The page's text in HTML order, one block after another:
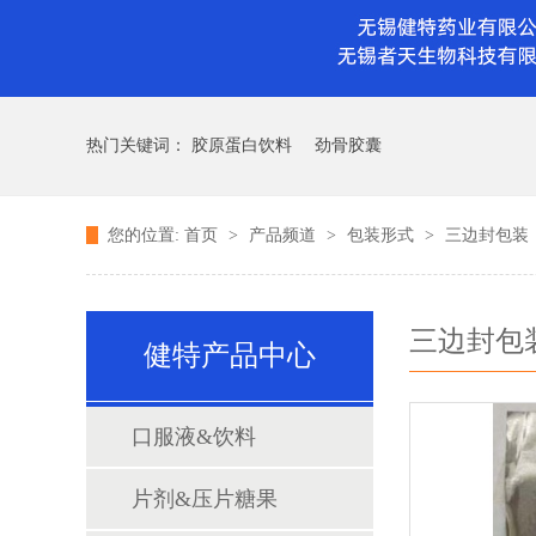
热门关键词： 胶原蛋白饮料 劲骨胶囊
您的位置: 首页 > 产品频道 > 包装形式 > 三边封包装
健特产品中心
口服液&饮料
片剂&压片糖果
三边封包